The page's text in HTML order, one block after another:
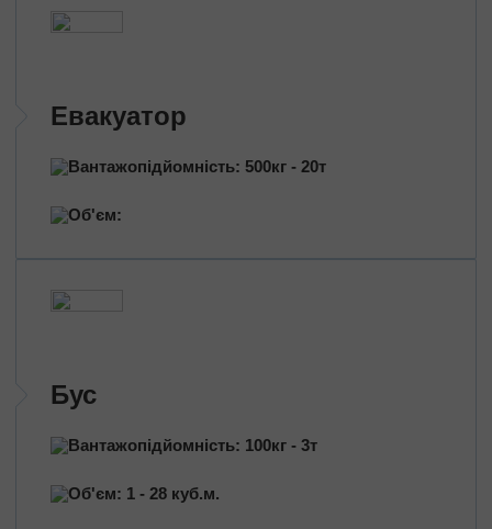
Евакуатор
Вантажопідйомність: 500кг - 20т
Об'єм:
Бус
Вантажопідйомність: 100кг - 3т
Об'єм: 1 - 28 куб.м.